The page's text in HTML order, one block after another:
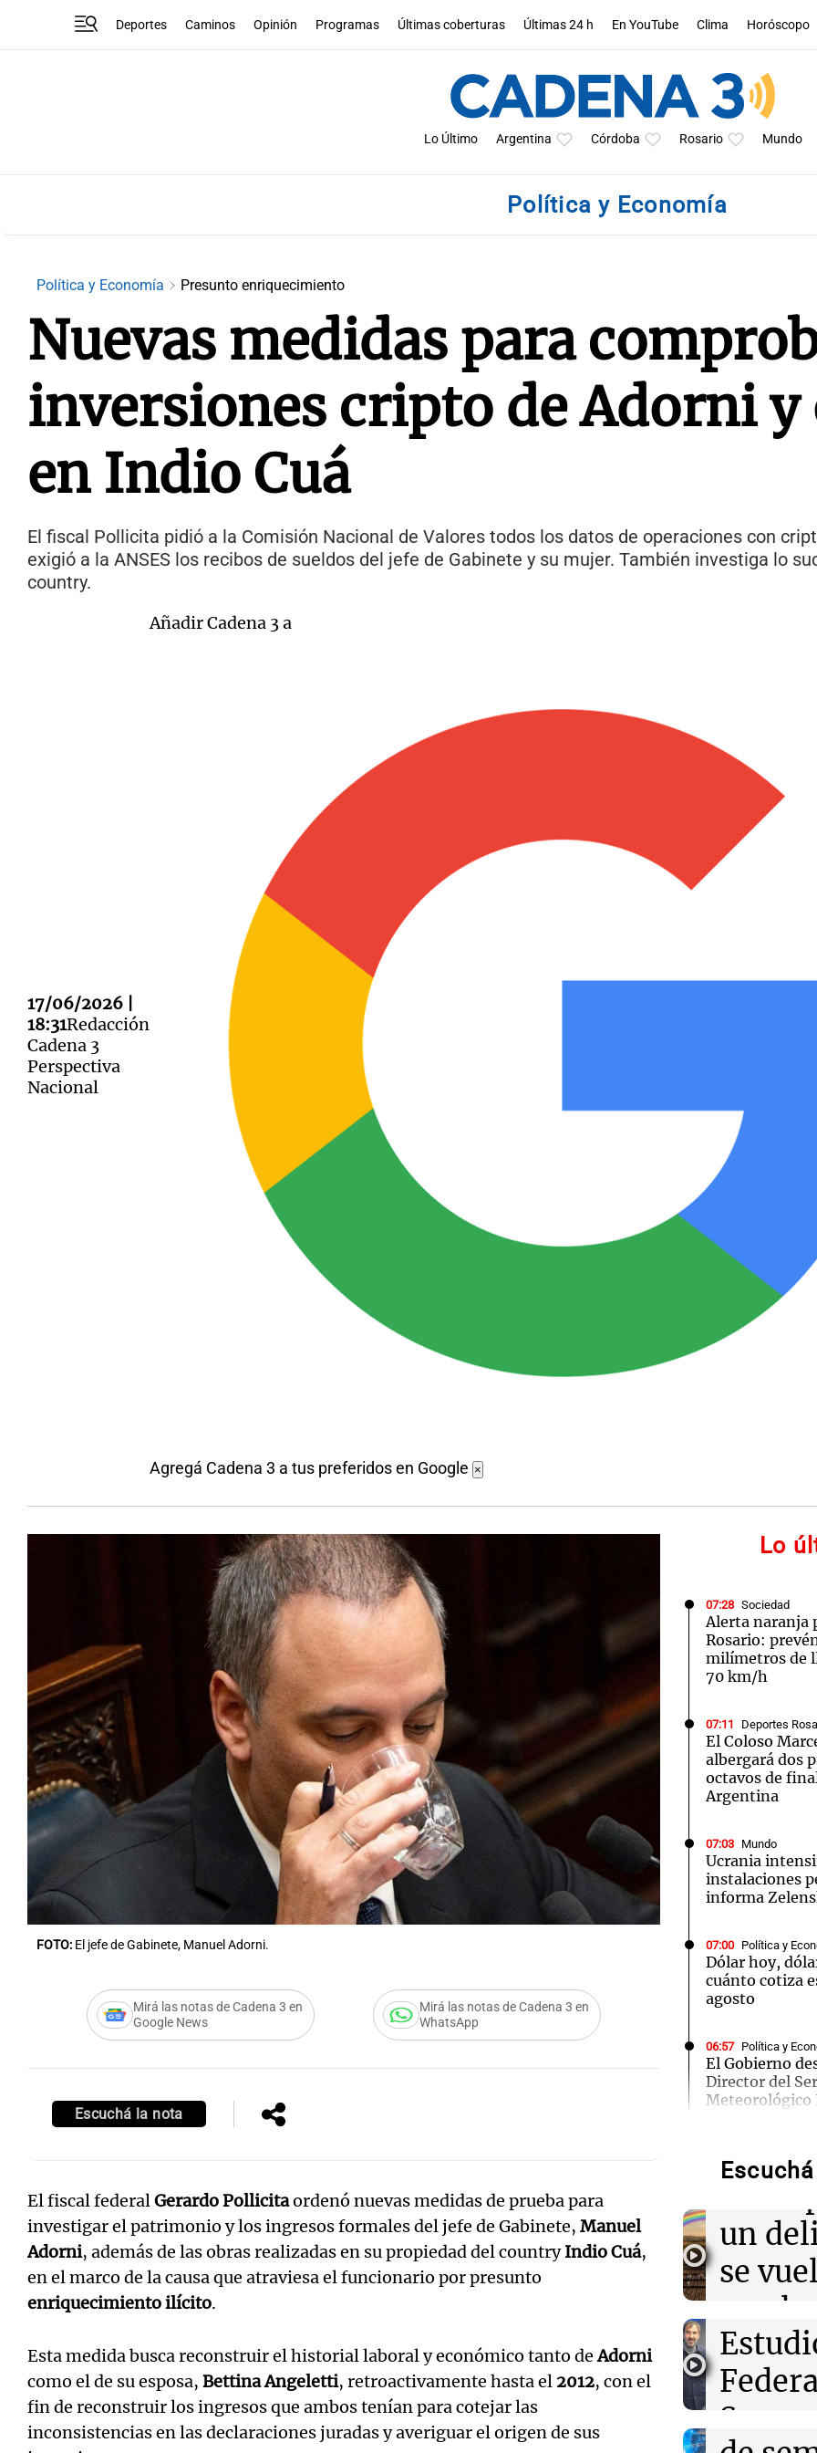
Deportes Caminos Opinión Programas Últimas coberturas Últimas 24 h En YouTube Clima Horóscopo
Lo Último Argentina Córdoba Rosario Mundo
Política y Economía
Política y Economía Presunto enriquecimiento
Nuevas medidas para
inversiones cripto de Adorni y
en Indio Cuá
El fiscal Pollicita pidió a la Comisión Nacional de Valores todos los datos de operaciones con
exigió a la ANSES los recibos de sueldos del jefe de Gabinete y su mujer. También investiga lo
country.
17/06/2026 |
18:31Redacción
Cadena 3
Perspectiva
Nacional
Añadir Cadena 3 a
Agregá Cadena 3 a tus preferidos en Google ×
FOTO: El jefe de Gabinete, Manuel Adorni.
Mirá las notas de Cadena 3 en
Google News
Mirá las notas de Cadena 3 en
WhatsApp
Escuchá la nota
El fiscal federalGerardo Pollicitaordenó nuevas medidas de prueba para
investigar el patrimonio y los ingresos formales del jefe de Gabinete, Manuel
Adorni, además de las obras realizadas en su propiedad del countryIndio Cuá,
en el marco de la causa que atraviesa el funcionario por presunto
enriquecimiento ilícito.
Esta medida busca reconstruir el historial laboral y económico tanto deAdorni
como el de su esposa, Bettina Angeletti, retroactivamente hasta el 2012, con el
fin de reconstruir los ingresos que ambos tenían para cotejar las
inconsistencias en las declaraciones juradas y averiguar el origen de sus
Lo
07:28 Sociedad
Alerta naranja
Rosario:
milímetros de
70 km/h
07:11 Deportes
El Coloso
albergará dos
octavos de
Argentina
07:03 Mundo
Ucrania
instalaciones
informa
07:00 Política y
Dólar hoy,
cuánto cotiza
agosto
06:57 Política y
El Gobierno
Director del
Meteorológico
Candela
escándalo con
06:36 Mundo
Nigeria:
rescate de 308
una operación
06:31 Mundo
EEUU asegura
de fósforo
en Corea del Sur
Audio.
un
se
con la
de las
Amamos
Episodios
visitó el
Audio.
Audio.
Notas
Mundial 2026 La Sole en Cadena 3 El huracán de Arequito Cadena 3 en